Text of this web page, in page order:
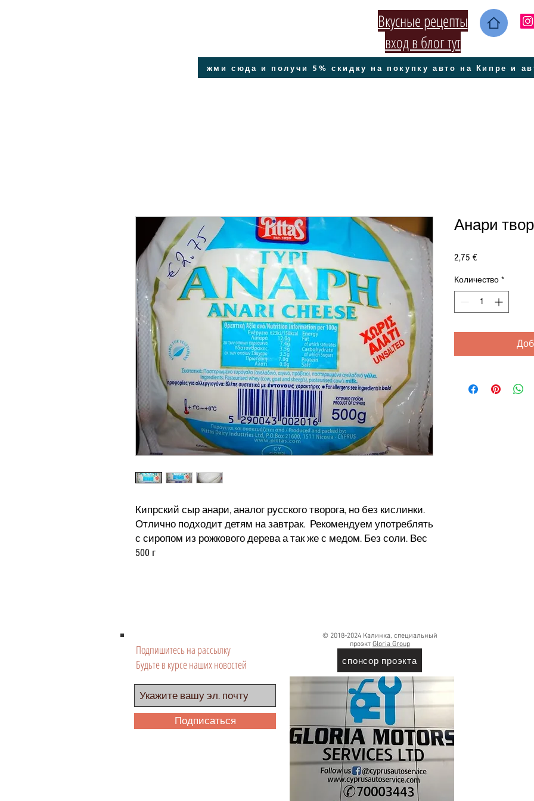
Вкусные рецепты
вход в блог тут
Кипрский сыр анари, аналог русского творога, но без кислинки.
Отлично подходит детям на завтрак. Рекомендуем употреблять
с сиропом из рожкового дерева а так же с медом. Без соли. Вес
500 г
Анари
2,75 €Цена
Количество *
жми сюда и получи 5% скидку на покупку авто на Кипре и
Подпишитесь на рассылку
Будьте в курсе наших новостей
Подписаться
© 2018-2024 Калинка, специальный
проэкт Gloria Group
спонсор проэкта